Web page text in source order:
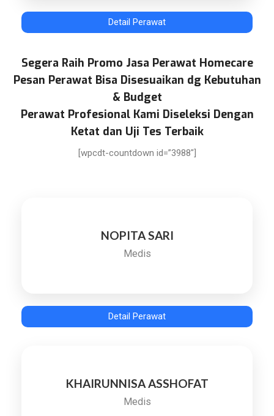
Detail Perawat
Segera Raih Promo Jasa Perawat Homecare
Pesan Perawat Bisa Disesuaikan dg Kebutuhan
& Budget
Perawat Profesional Kami Diseleksi Dengan
Ketat dan Uji Tes Terbaik
[wpcdt-countdown id=”3988″]
NOPITA SARI
Medis
Detail Perawat
KHAIRUNNISA ASSHOFAT
Medis